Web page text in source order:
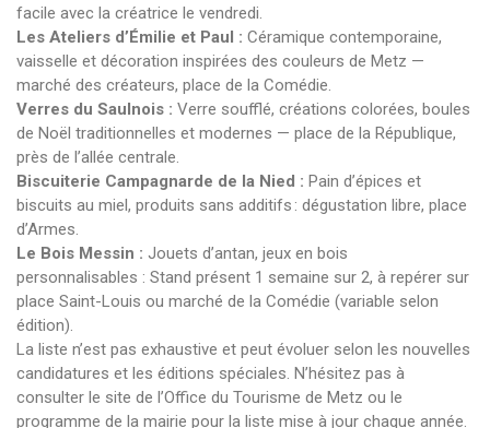
facile avec la créatrice le vendredi.
Les Ateliers d’Émilie et Paul : Céramique contemporaine,
vaisselle et décoration inspirées des couleurs de Metz —
marché des créateurs, place de la Comédie.
Verres du Saulnois : Verre soufflé, créations colorées, boules
de Noël traditionnelles et modernes — place de la République,
près de l’allée centrale.
Biscuiterie Campagnarde de la Nied : Pain d’épices et
biscuits au miel, produits sans additifs : dégustation libre, place
d’Armes.
Le Bois Messin : Jouets d’antan, jeux en bois
personnalisables : Stand présent 1 semaine sur 2, à repérer sur
place Saint-Louis ou marché de la Comédie (variable selon
édition).
La liste n’est pas exhaustive et peut évoluer selon les nouvelles
candidatures et les éditions spéciales. N’hésitez pas à
consulter le site de l’Office du Tourisme de Metz ou le
programme de la mairie pour la liste mise à jour chaque année.